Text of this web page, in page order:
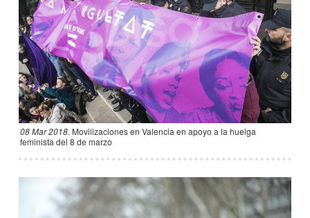
08 Mar 2018. Movilizaciones en Valencia en apoyo a la huelga
feminista del 8 de marzo